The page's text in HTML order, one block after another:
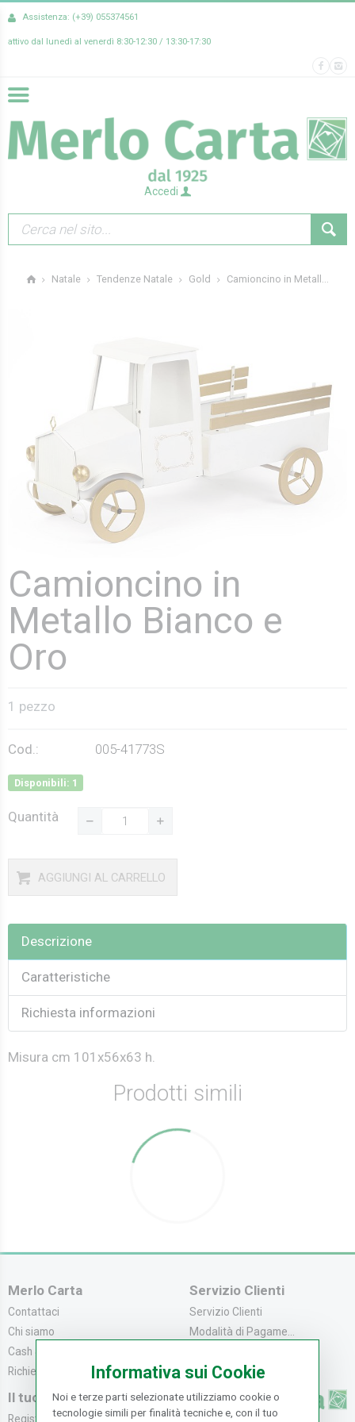
Assistenza: (+39) 055374561
attivo dal lunedì al venerdì 8:30-12:30 / 13:30-17:30
Accedi
Natale Tendenze Natale Gold Camioncino in Metall...
Camioncino in
Metallo Bianco e
Oro
1 pezzo
Cod.: 005-41773S
Disponibili: 1
Quantità
AGGIUNGI AL CARRELLO
Descrizione
Caratteristiche
Richiesta informazioni
Misura cm 101x56x63 h.
Prodotti simili
Merlo Carta
Contattaci
Chi siamo
Cash & Carry
Richiedi catalogo
Servizio Clienti
Servizio Clienti
Modalità di Pagame...
Resi e Recessi
Il tuo Account
Registrati
Informativa sui Cookie
Noi e terze parti selezionate utilizziamo cookie o
tecnologie simili per finalità tecniche e, con il tuo